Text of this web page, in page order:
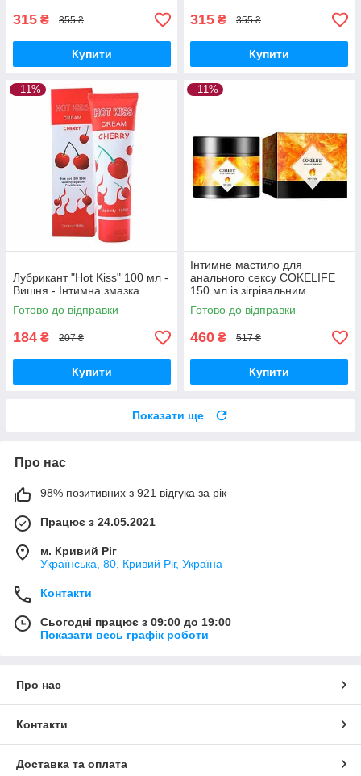
315 ₴ 355 ₴
Купити
315 ₴ 355 ₴
Купити
–11%
Лубрикант "Hot Kiss" 100 мл -
Вишня - Інтимна змазка
Готово до відправки
184 ₴ 207 ₴
Купити
–11%
Інтимне мастило для
анального сексу COKELIFE
150 мл із зігрівальним
ефектом
Готово до відправки
460 ₴ 517 ₴
Купити
Показати ще
Про нас
98% позитивних з 921 відгука за рік
Працює з 24.05.2021
м. Кривий Ріг
Українська, 80, Кривий Ріг, Україна
Контакти
Сьогодні працює з 09:00 до 19:00
Показати весь графік роботи
Про нас
Контакти
Доставка та оплата